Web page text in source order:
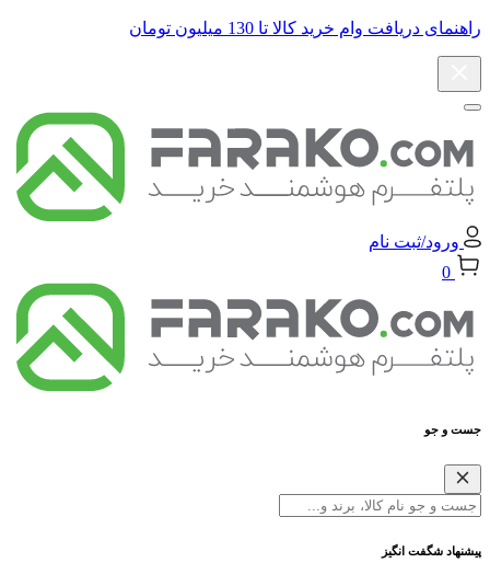
راهنمای دریافت وام خرید کالا تا 130 میلیون تومان
ورود/ثبت نام
0
جست و جو
پیشنهاد شگفت انگیز